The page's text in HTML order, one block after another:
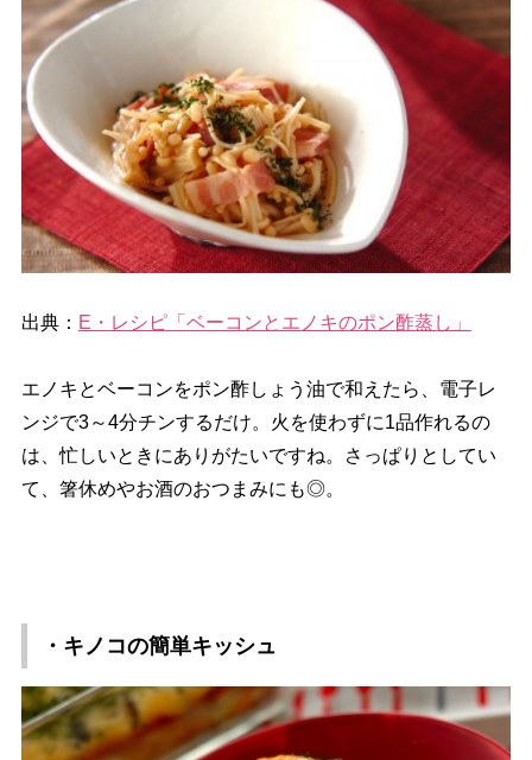
出典： E・レシピ「ベーコンとエノキのポン酢蒸し」
エノキとベーコンをポン酢しょう油で和えたら、電子レ
ンジで3～4分チンするだけ。火を使わずに1品作れるの
は、忙しいときにありがたいですね。さっぱりとしてい
て、箸休めやお酒のおつまみにも◎。
・キノコの簡単キッシュ